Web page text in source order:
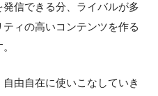
信できる分、ライバルが多
ィの高いコンテンツを作る
由自在に使いこなしていき